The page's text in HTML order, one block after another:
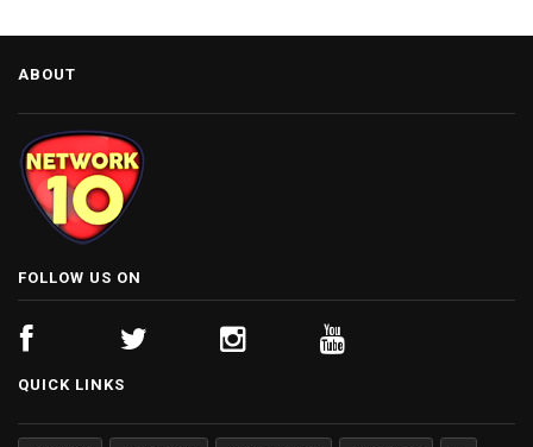
ABOUT
FOLLOW US ON
QUICK LINKS